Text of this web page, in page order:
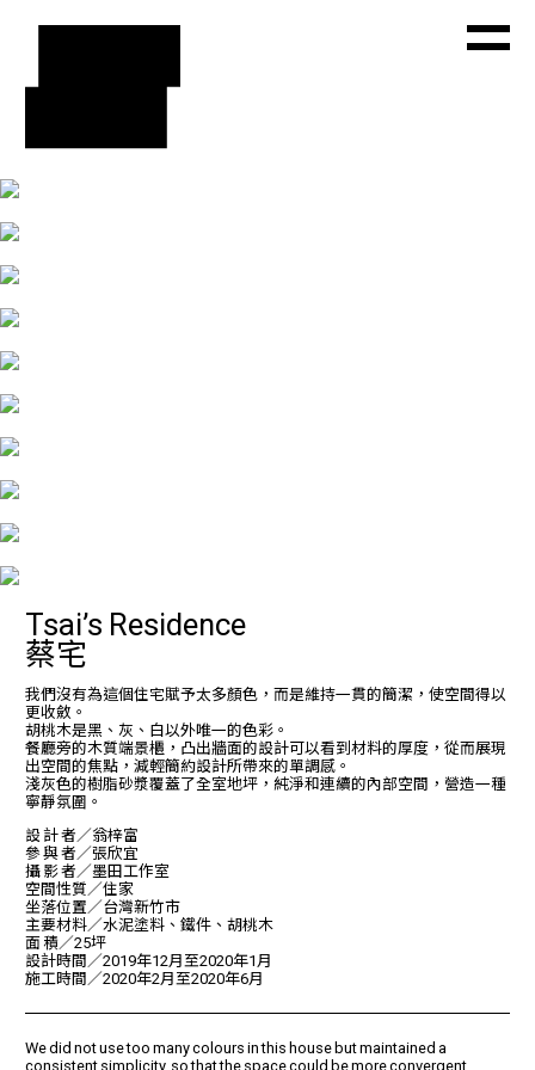
Tsai’s Residence
蔡宅
我們沒有為這個住宅賦予太多顏色，而是維持一貫的簡潔，使空間得以
更收斂。
胡桃木是黑、灰、白以外唯一的色彩。
餐廳旁的木質端景櫃，凸出牆面的設計可以看到材料的厚度，從而展現
出空間的焦點，減輕簡約設計所帶來的單調感。
淺灰色的樹脂砂漿覆蓋了全室地坪，純淨和連續的內部空間，營造一種
寧靜氛圍。
設 計 者／翁梓富
參 與 者／張欣宜
攝 影 者／墨田工作室
空間性質／住家
坐落位置／台灣新竹市
主要材料／水泥塗料、鐵件、胡桃木
面 積／25坪
設計時間／2019年12月至2020年1月
施工時間／2020年2月至2020年6月
We did not use too many colours in this house but maintained a
consistent simplicity, so that the space could be more convergent.